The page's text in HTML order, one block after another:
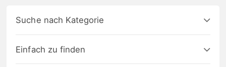
Suche nach Kategorie
Einfach zu finden